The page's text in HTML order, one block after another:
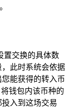
置交换的具体数
此时系统会依据
能获得的转入币
钱包内该币种的
入到这场交易